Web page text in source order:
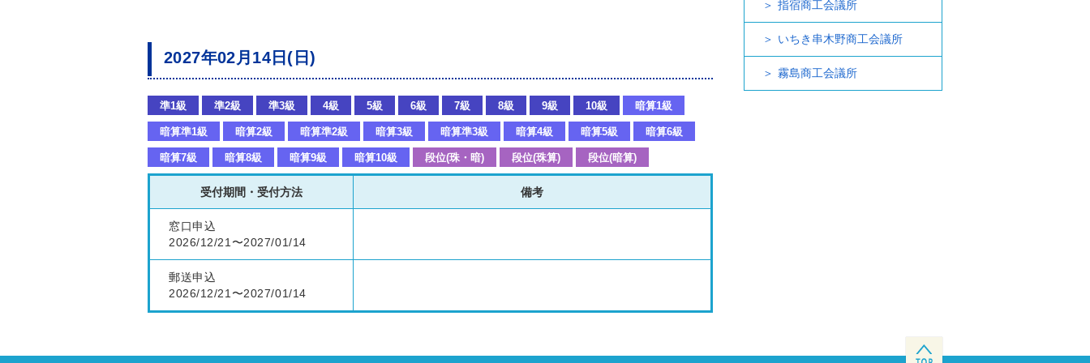
2027年02月14日(日)
準1級 準2級 準3級 4級 5級 6級 7級 8級 9級 10級 暗算1級
暗算準1級 暗算2級 暗算準2級 暗算3級 暗算準3級 暗算4級 暗算5級 暗算6級
暗算7級 暗算8級 暗算9級 暗算10級 段位(珠・暗) 段位(珠算) 段位(暗算)
受付期間・受付方法 備考
窓口申込
2026/12/21〜2027/01/14
郵送申込
2026/12/21〜2027/01/14
指宿商工会議所
いちき串木野商工会議所
霧島商工会議所